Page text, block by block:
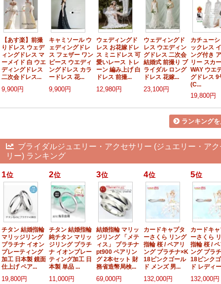
【あす楽】前撮
りドレス ウェデ
ィングドレス マ
ーメイド 白 ウエ
ディングドレス
二次会ドレス...
9,900円
キャミソール ウ
ェディングドレ
ス フェザー ワン
ピース ウエディ
ングドレス カラ
ードレス 花...
9,900円
ウェディングド
レス お花嫁ドレ
ス ミニドレス 可
愛いレース トレ
ーン 編み上げ 白
ドレス 前撮...
12,980円
ウェディングド
レス ウエディン
グドレス 二次会
結婚式 前撮り ブ
ライダル ロング
ドレス 花嫁...
23,100円
カチュー
ックレス
ング付き
リー スカ
WAY ウエ
グドレス 9
(C...
19,800円
ランキング
ブライダルジュエリー・アクセサリー (ジュエリー・ア
リー) ランキング
1位
チタン 結婚指輪
マリッジリング
プラチナ イオン
プレーティング
加工 日本製 鏡面
仕上げ ペア...
19,800円
2位
チタン 結婚指輪
純チタン マリッ
ジリング プラチ
ナ イオンプレー
ティング加工 日
本製 単品 ...
11,000円
3位
結婚指輪 マリッ
ジリング 「メテ
ィス」 プラチナ
pt900 ペアリン
グ 2本セット 財
務省造幣局検...
69,000円
4位
カードキャプタ
ーさくら リング
指輪 桜 / ペアリ
ング プラチナ×K
18ピンクゴール
ド メンズ 男...
132,000円
5位
カードキ
ーさくら
指輪 桜 /
ング プラ
18ピンク
ド レディ
132,000円